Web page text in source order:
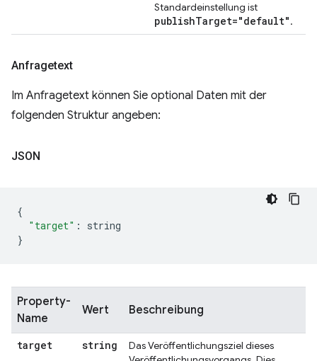
Standardeinstellung ist
publishTarget="default".
Anfragetext
Im Anfragetext können Sie optional Daten mit der
folgenden Struktur angeben:
JSON
{
"target" :
string
}
Property-
Name
Wert Beschreibung
target string
Das Veröffentlichungsziel dieses